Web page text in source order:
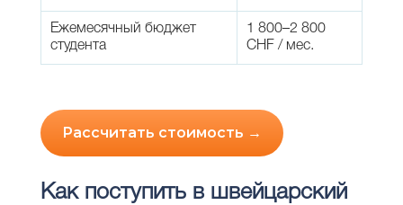
Ежемесячный бюджет
студента
1 800–2 800
CHF / мес.
Рассчитать стоимость →
Как поступить в швейцарский